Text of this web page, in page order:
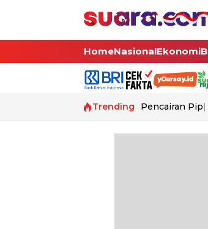
HomeNasionalEkonomi
Trending Pencairan Pip